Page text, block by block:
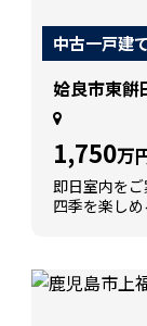
中古一戸建て
姶良市東餠
1,750万
即日室内を
四季を楽し